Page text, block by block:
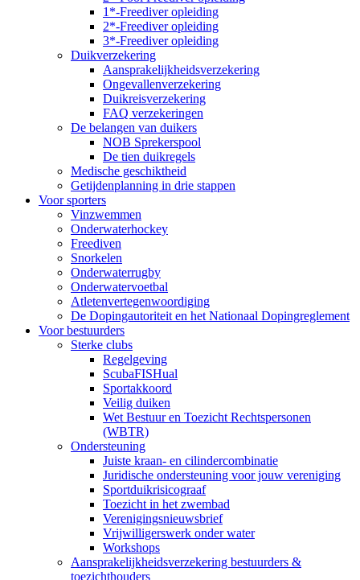
1*-Freediver opleiding
2*-Freediver opleiding
3*-Freediver opleiding
Duikverzekering
Aansprakelijkheidsverzekering
Ongevallenverzekering
Duikreisverzekering
FAQ verzekeringen
De belangen van duikers
NOB Sprekerspool
De tien duikregels
Medische geschiktheid
Getijdenplanning in drie stappen
Voor sporters
Vinzwemmen
Onderwaterhockey
Freediven
Snorkelen
Onderwaterrugby
Onderwatervoetbal
Atletenvertegenwoordiging
De Dopingautoriteit en het Nationaal Dopingreglement
Voor bestuurders
Sterke clubs
Regelgeving
ScubaFISHual
Sportakkoord
Veilig duiken
Wet Bestuur en Toezicht Rechtspersonen
(WBTR)
Ondersteuning
Juiste kraan- en cilindercombinatie
Juridische ondersteuning voor jouw vereniging
Sportduikrisicograaf
Toezicht in het zwembad
Verenigingsnieuwsbrief
Vrijwilligerswerk onder water
Workshops
Aansprakelijkheidsverzekering bestuurders &
toezichthouders